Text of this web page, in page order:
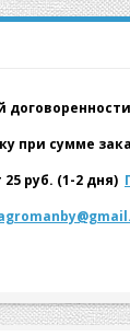
при сумме
руб. (1-2 дня)